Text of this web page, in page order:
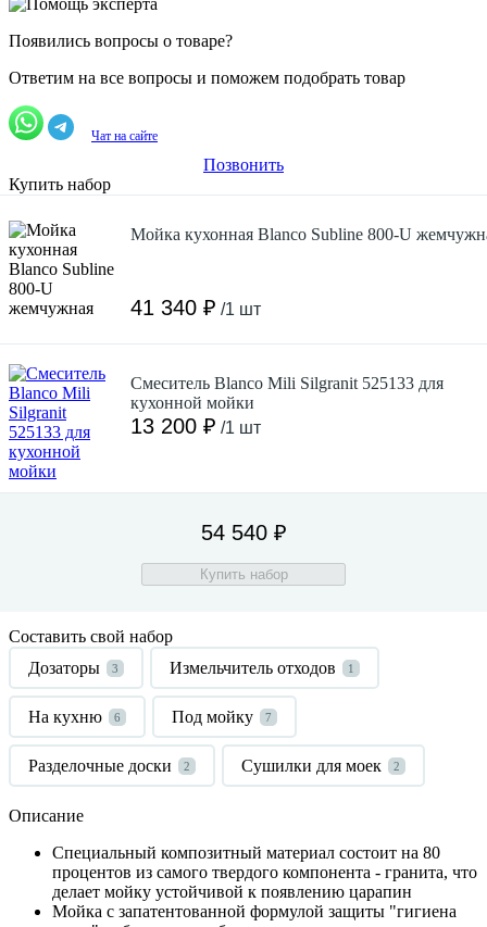
Появились вопросы о товаре?
Ответим на все вопросы и поможем подобрать товар
Чат на сайте
Позвонить
Купить набор
Мойка кухонная Blanco Subline 800-U
41 340 ₽ /1 шт
Смеситель Blanco Mili Silgranit 525133 для
кухонной мойки
13 200 ₽ /1 шт
54 540 ₽
Купить набор
Составить свой набор
Дозаторы
3 Измельчитель отходов 1
На кухню 6 Под мойку 7
Разделочные доски 2 Сушилки для моек 2
Описание
Специальный композитный материал состоит на 80
процентов из самого твердого компонента - гранита, что
делает мойку устойчивой к появлению царапин
Мойка с запатентованной формулой защиты "гигиена